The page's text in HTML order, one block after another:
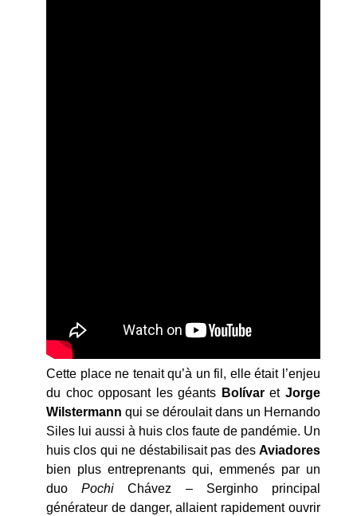
Cette place ne tenait qu’à un fil, elle était l’enjeu
du choc opposant les géants BolívaretJorge
Wilstermann qui se déroulait dans un Hernando
Siles lui aussi à huis clos faute de pandémie. Un
huis clos qui ne déstabilisait pas des Aviadores
bien plus entreprenants qui, emmenés par un
duoPochi Chávez – Serginho principal
générateur de danger, allaient rapidement ouvrir